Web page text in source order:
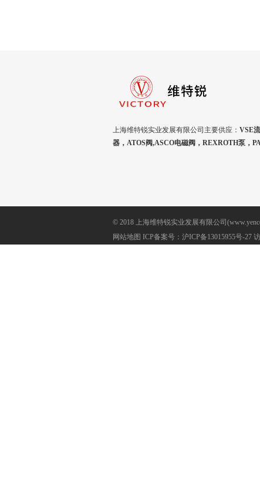
上海维特锐实业发展有限公司主要供应： VSE
器，ATOS阀,ASCO电磁阀，REXROTH泵，
© 2018 上海维特锐实业发展有限公司
网站地图 ICP备案号： 沪ICP备13015955号-27